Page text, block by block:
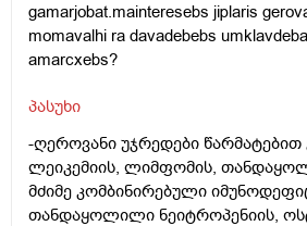
gamarjobat.mainteresebs jiplaris
momavalhi ra davadebebs
amarcxebs?
პასუხი
-ღეროვანი უჯრედები წარმატებით
ლეიკემიის, ლიმფომის,
მძიმე კომბინირებული
თანდაყოლილი ნეიტროპენიის,